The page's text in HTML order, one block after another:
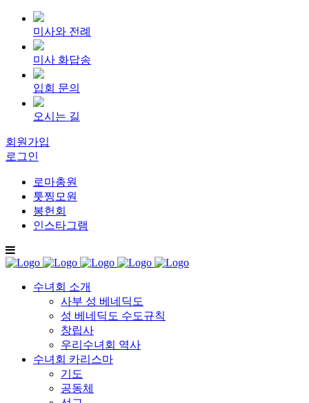
미사와 전례
미사 화답송
입회 문의
오시는 길
회원가입
로그인
로마총원
툿찡모원
봉헌회
인스타그램
수녀회 소개
사부 성 베네딕도
성 베네딕도 수도규칙
창립사
우리수녀회 역사
수녀회 카리스마
기도
공동체